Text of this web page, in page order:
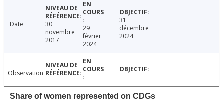
Date
30
novembre
2017
29
février
2024
31
décembre
2024
Observation
Share of women represented on CDGs